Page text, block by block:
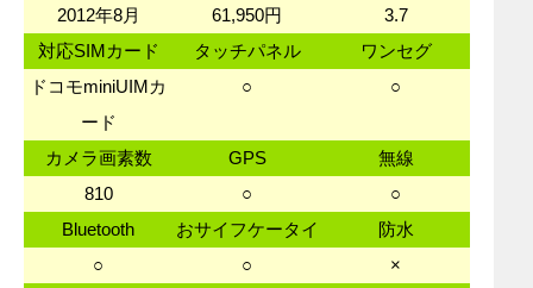
2012年8月
61,950円
3.7
対応SIMカード
タッチパネル
ワンセグ
ドコモminiUIMカ
ード
○ ○
カメラ画素数 GPS
無線
810
○
○
Bluetooth
おサイフケータイ
防水
○
○
×